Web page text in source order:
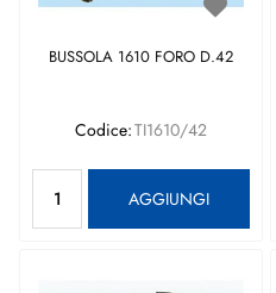
BUSSOLA 1610 FORO D.42
Codice:TI1610/42
AGGIUNGI